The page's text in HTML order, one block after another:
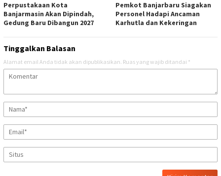
Perpustakaan Kota
Banjarmasin Akan Dipindah,
Gedung Baru Dibangun 2027
Pemkot Banjarbaru Siagakan
Personel Hadapi Ancaman
Karhutla dan Kekeringan
Tinggalkan Balasan
Alamat email Anda tidak akan dipublikasikan. Ruas yang wajib ditandai *